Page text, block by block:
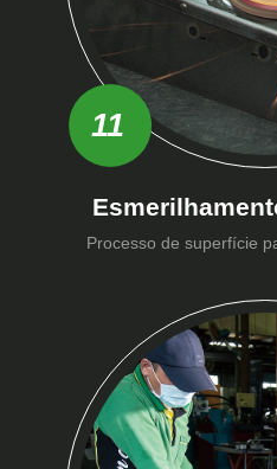
11
Processo de superfície